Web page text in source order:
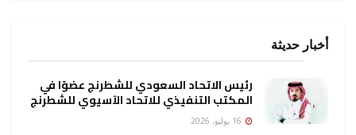
أخبار حديثة
رئيس الاتحاد السعودي للشطرنج عضوًا في
المكتب التنفيذي للاتحاد الآسيوي للشطرنج